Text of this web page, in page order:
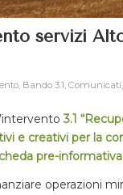
servizi
Bando 3.1 Comunicati
3.1
e creativi per la
pre-informativa
operazioni